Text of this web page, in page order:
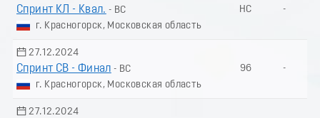
Спринт КЛ - Квал. - ВС
г. Красногорск, Московская область
НС -
27.12.2024
Спринт СВ - Финал - ВС
г. Красногорск, Московская область
96 -
27.12.2024